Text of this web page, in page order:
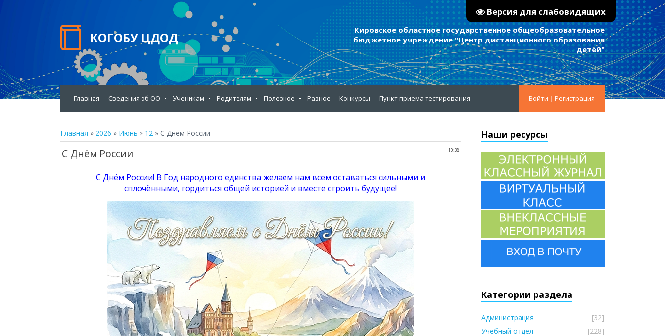
Версия для слабовидящих
КОГОБУ ЦДОД
Кировское областное государственное общеобразовательное
бюджетное учреждение "Центр дистанционного образования
детей"
Войти | Регистрация
Главная Сведения об ОО Ученикам Родителям Полезное Разное Конкурсы Пункт приема тестирования
Главная » 2026 » Июнь » 12 » С Днём России
10:38
С Днём России
С Днём России! В Год народного единства желаем нам всем оставаться сильными и
сплочёнными, гордиться общей историей и вместе строить будущее!
Наши ресурсы
Категории раздела
Администрация
[32]
Учебный отдел
[228]